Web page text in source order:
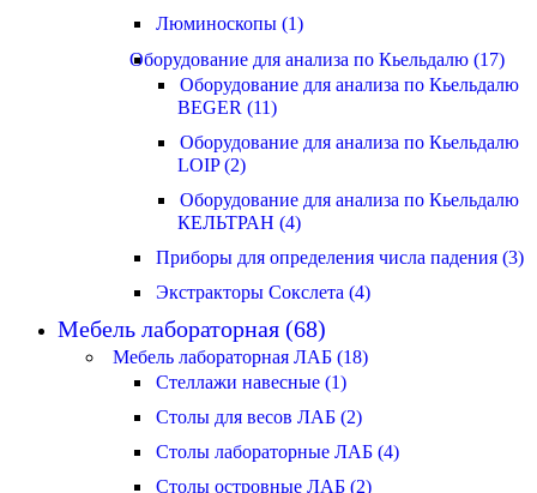
Люминоскопы (1)
Оборудование для анализа по Кьельдалю (17)
Оборудование для анализа по Кьельдалю
BEGER (11)
Оборудование для анализа по Кьельдалю
LOIP (2)
Оборудование для анализа по Кьельдалю
КЕЛЬТРАН (4)
Приборы для определения числа падения (3)
Экстракторы Сокслета (4)
Мебель лабораторная (68)
Мебель лабораторная ЛАБ (18)
Стеллажи навесные (1)
Столы для весов ЛАБ (2)
Столы лабораторные ЛАБ (4)
Столы островные ЛАБ (2)